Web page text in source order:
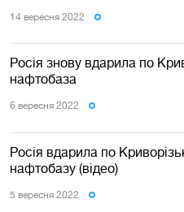
14 вересня 2022
Росія знову вдарила по
нафтобаза
6 вересня 2022
Росія вдарила по
нафтобазу (відео)
5 вересня 2022